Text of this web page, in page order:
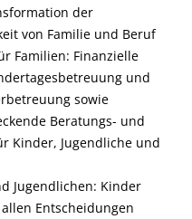
der
von Familie und Beruf
Familien: Finanzielle
und
sowie
Beratungs- und
Kinder, Jugendliche und
Jugendlichen: Kinder
Entscheidungen